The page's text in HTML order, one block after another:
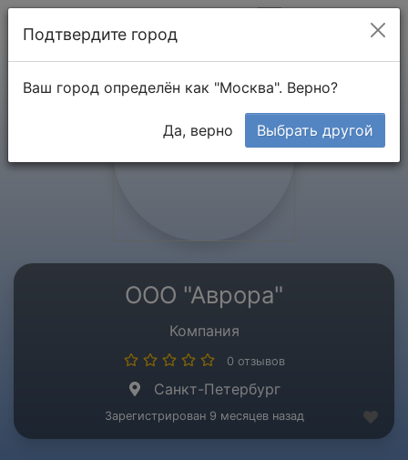
ООО "Аврора"
Компания
0 отзывов
Санкт-Петербург
Зарегистрирован 9 месяцев назад
Подтвердите город
Ваш город определён как "Москва". Верно?
Да, верно Выбрать другой